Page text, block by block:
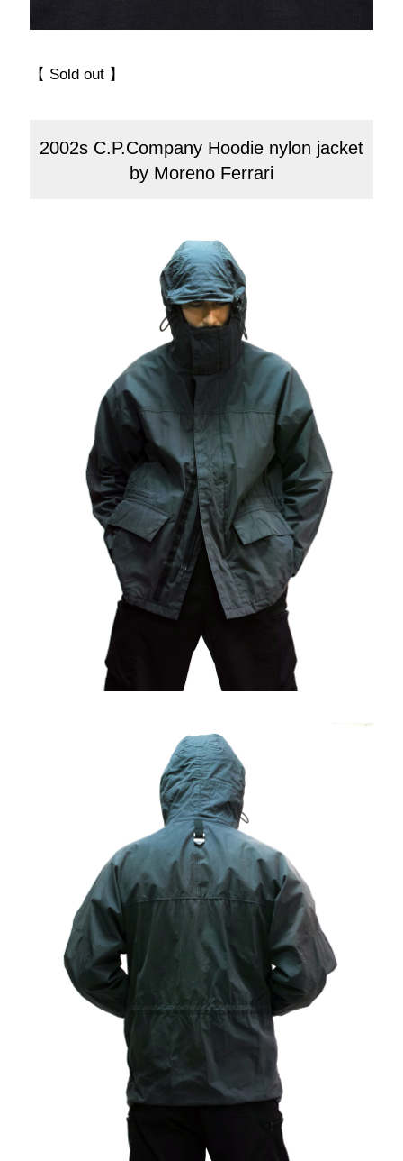
【 Sold out 】
2002s C.P.Company Hoodie nylon jacket
by Moreno Ferrari